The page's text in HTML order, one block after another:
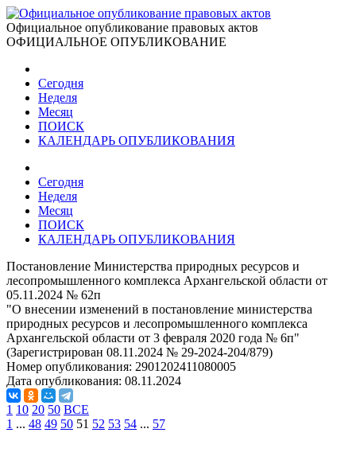
Официальное опубликование правовых актов
ОФИЦИАЛЬНОЕ ОПУБЛИКОВАНИЕ
Сегодня
Неделя
Месяц
ПОИСК
КАЛЕНДАРЬ ОПУБЛИКОВАНИЯ
Сегодня
Неделя
Месяц
ПОИСК
КАЛЕНДАРЬ ОПУБЛИКОВАНИЯ
Постановление Министерства природных ресурсов и
лесопромышленного комплекса Архангельской области от
05.11.2024 № 62п
"О внесении изменений в постановление министерства
природных ресурсов и лесопромышленного комплекса
Архангельской области от 3 февраля 2020 года № 6п"
(Зарегистрирован 08.11.2024 № 29-2024-204/879)
Номер опубликования: 2901202411080005
Дата опубликования: 08.11.2024
1 10 20 50 ВСЕ
1 ... 48 49 50 51 52 53 54 ... 57